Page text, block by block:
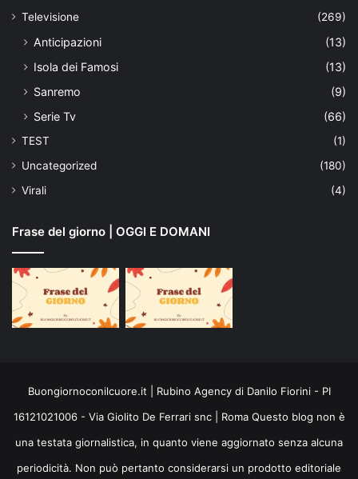
Televisione (269)
Anticipazioni
(13)
Isola dei Famosi
(13)
Sanremo
(9)
Serie Tv
(66)
TEST
(1)
Uncategorized
(180)
Virali
(4)
Frase del giorno | OGGI E DOMANI
Buongiornoconilcuore.it | Rubino Agency di Danilo Fiorini - PI
16121021006 - Via Giolito De Ferrari snc | Roma Questo blog non è
una testata giornalistica, in quanto viene aggiornato senza alcuna
periodicità. Non può pertanto considerarsi un prodotto editoriale